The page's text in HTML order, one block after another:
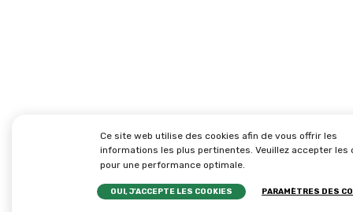
Ce site web utilise des cookies afin de vous offrir les
informations les plus pertinentes. Veuillez accepter les
pour une performance optimale.
OUI, J’ACCEPTE LES COOKIES PARAMÈTRES DES